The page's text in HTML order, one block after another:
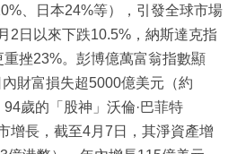
、日本24%等），引發全球市場
2日以來下跌10.5%，納斯達克指
挫23%。彭博億萬富翁指數顯
財富損失超5000億美元（約
歲的「股神」沃倫·巴菲特
增長，截至4月7日，其淨資產增